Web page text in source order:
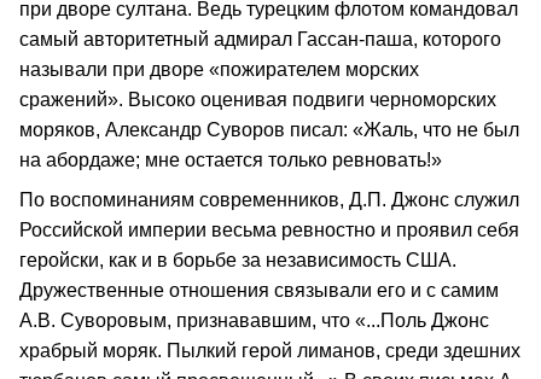
при дворе султана. Ведь турецким флотом командовал
самый авторитетный адмирал Гассан-паша, которого
называли при дворе «пожирателем морских
сражений». Высоко оценивая подвиги черноморских
моряков, Александр Суворов писал: «Жаль, что не был
на абордаже; мне остается только ревновать!»
По воспоминаниям современников, Д.П. Джонс служил
Российской империи весьма ревностно и проявил себя
геройски, как и в борьбе за независимость США.
Дружественные отношения связывали его и с самим
А.В. Суворовым, признававшим, что «...Поль Джонс
храбрый моряк. Пылкий герой лиманов, среди здешних